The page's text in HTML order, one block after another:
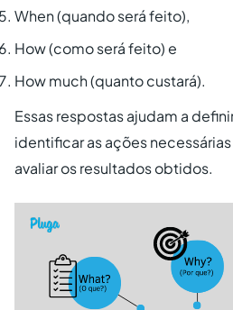
When (quando será feito),
How (como será feito) e
How much (quanto custará).
Essas respostas ajudam a
identificar as ações
avaliar os resultados obtidos.